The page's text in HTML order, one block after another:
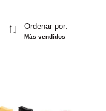
Ordenar por:
Más vendidos